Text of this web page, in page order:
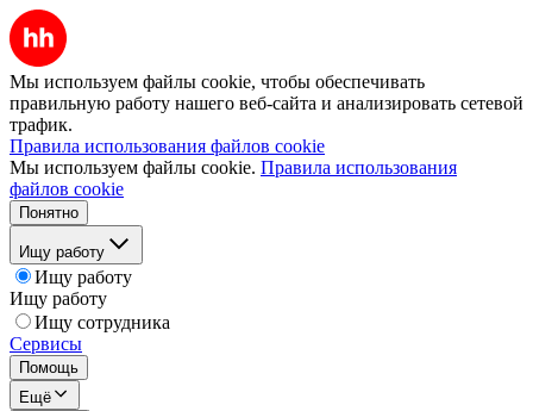
Мы используем файлы cookie, чтобы обеспечивать
правильную работу нашего веб-сайта и анализировать сетевой
трафик.
Правила использования файлов cookie
Мы используем файлы cookie. Правила использования
файлов cookie
Понятно
Ищу работу
Ищу работу
Ищу работу
Ищу сотрудника
Сервисы
Помощь
Ещё